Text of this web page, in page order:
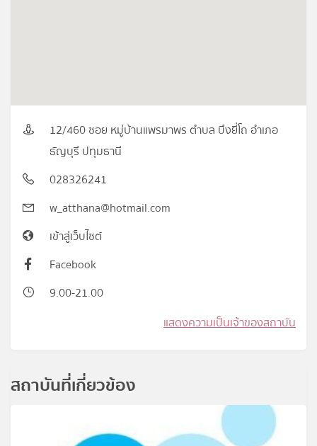
12/460 ซอย หมู่บ้านแพรมาพร ตำบล บึงยี่โถ อำเภอ
ธัญบุรี ปทุมธานี
028326241
w_atthana@hotmail.com
เข้าสู่เว็บไซต์
Facebook
9.00-21.00
แสดงความเป็นเจ้าของสถาบัน
สถาบันที่เกี่ยวข้อง